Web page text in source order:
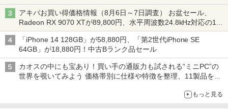
アキバお買い得価格情報（8月6日～7日調査） お盆セール、
Radeon RX 9070 XTが89,800円、水平周波数24.8kHz対応の17
型モニターが9,801円、暑さ指数連動セール ほか
「iPhone 14 128GB」が58,880円、「第2世代iPhone SE
64GB」が18,880円！中古Bランク品セール
カオスの中にも宝あり！買い手の通販力も試される“ミニPC”の
世界を覗いてみよう 価格帯別に仕様や特徴を整理、11製品をピ
もっと見る